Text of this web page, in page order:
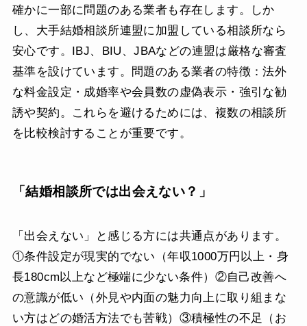
確かに一部に問題のある業者も存在します。しか
し、大手結婚相談所連盟に加盟している相談所なら
安心です。IBJ、BIU、JBAなどの連盟は厳格な審査
基準を設けています。問題のある業者の特徴：法外
な料金設定・成婚率や会員数の虚偽表示・強引な勧
誘や契約。これらを避けるためには、複数の相談所
を比較検討することが重要です。
「結婚相談所では出会えない？」
「出会えない」と感じる方には共通点があります。
①条件設定が現実的でない（年収1000万円以上・身
長180cm以上など極端に少ない条件）②自己改善へ
の意識が低い（外見や内面の魅力向上に取り組まな
い方はどの婚活方法でも苦戦）③積極性の不足（お